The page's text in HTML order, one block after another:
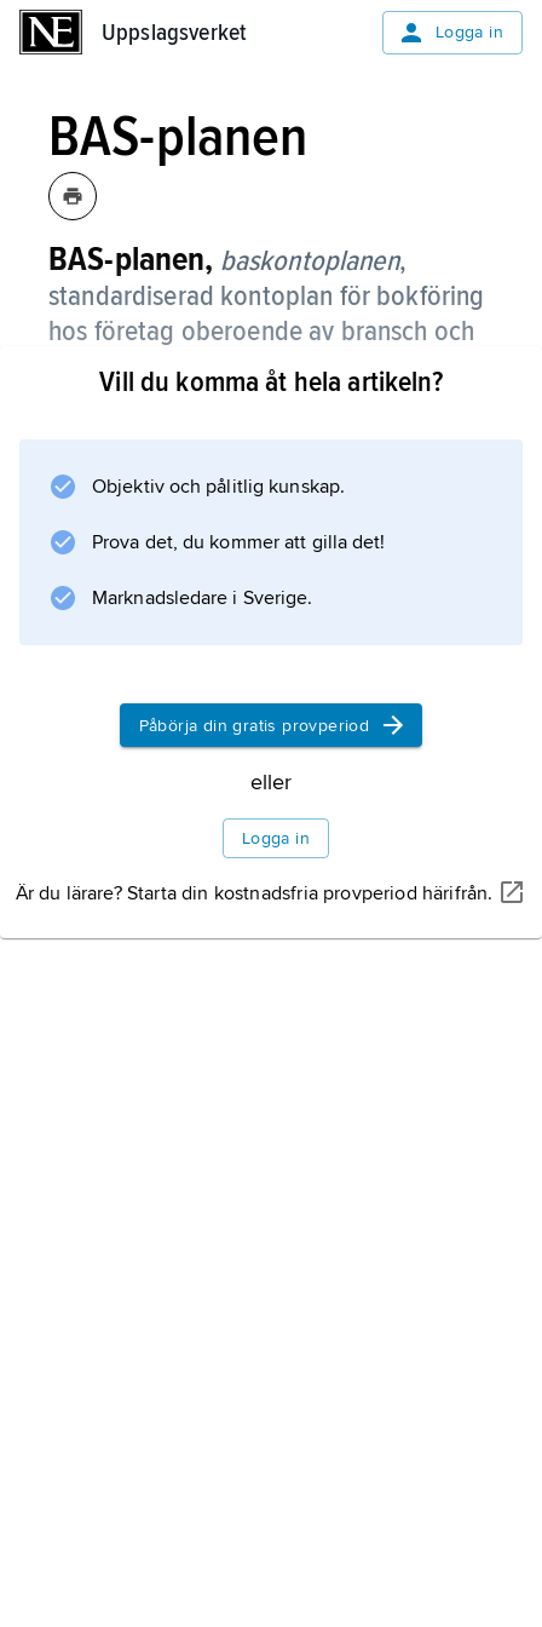
Uppslagsverket Logga in
BAS-planen
BAS-planen, baskontoplanen,
standardiserad kontoplan för bokföring
hos företag oberoende av bransch och
storlek.
Information om artikeln
Vill du komma åt hela artikeln?
Objektiv och pålitlig kunskap.
Prova det, du kommer att gilla det!
Marknadsledare i Sverige.
Påbörja din gratis provperiod
eller
Logga in
Är du lärare? Starta din kostnadsfria provperiod härifrån.